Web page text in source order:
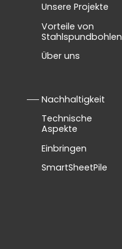
Unsere Projekte
Vorteile von
Stahlspundbohlen
Über uns
Nachhaltigkeit
Technische
Aspekte
Einbringen
SmartSheetPile